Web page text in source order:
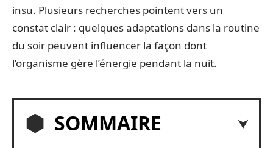
insu. Plusieurs recherches pointent vers un
constat clair : quelques adaptations dans la routine
du soir peuvent influencer la façon dont
l’organisme gère l’énergie pendant la nuit.
SOMMAIRE